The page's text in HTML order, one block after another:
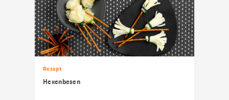
Rezept
Hexenbesen